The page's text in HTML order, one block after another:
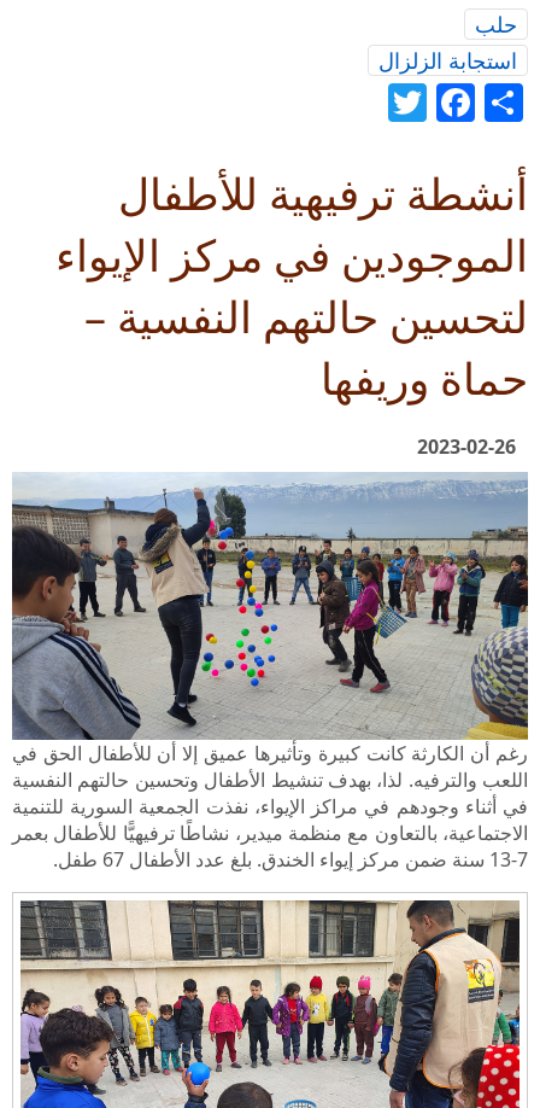
حلب
استجابة الزلزال
Share
Facebook
أنشطة ترفيهية للأطفال
الموجودين في مركز الإيواء
لتحسين حالتهم النفسية –
حماة وريفها
2023-02-26
رغم أن الكارثة كانت كبيرة وتأثيرها عميق إلا أن للأطفال الحق في
اللعب والترفيه. لذا، بهدف تنشيط الأطفال وتحسين حالتهم النفسية
في أثناء وجودهم في مراكز الإيواء، نفذت الجمعية السورية للتنمية
الاجتماعية، بالتعاون مع منظمة ميدير، نشاطًا ترفيهيًّا للأطفال بعمر
7-13 سنة ضمن مركز إيواء الخندق. بلغ عدد الأطفال 67 طفل.